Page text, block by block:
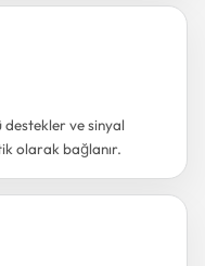
ve sinyal
olarak bağlanır.